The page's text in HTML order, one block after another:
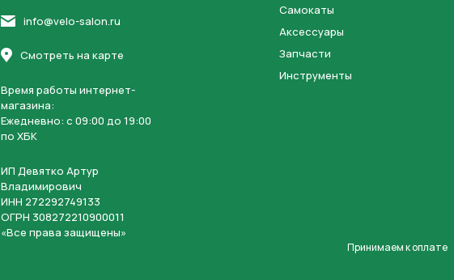
info@velo-salon.ru
Смотреть на карте
Время работы интернет-
магазина:
Ежедневно: c 09:00 до 19:00
по ХБК
ИП Девятко Артур
Владимирович
ИНН 272292749133
ОГРН 308272210900011
«Все права защищены»
Самокаты
Аксессуары
Запчасти
Инструменты
Принимаем к оплате